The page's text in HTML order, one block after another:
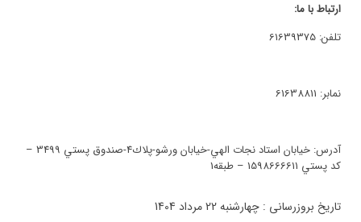
ارتباط با ما:
تلفن: 61639375
نمابر: 61638811
آدرس: خيابان استاد نجات الهي-خيابان ورشو-پلاك4-صندوق پستي 3499 –
كد پستي 1598666611 – طبقه1
تاریخ بروزرسانی : چهارشنبه 22 مرداد 1404